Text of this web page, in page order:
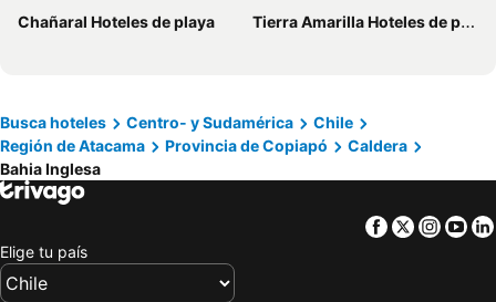
Chañaral Hoteles de playa
Tierra Amarilla Hoteles de playa
Busca hoteles Centro- y Sudamérica
Chile
Región de Atacama
Provincia de Copiapó
Caldera
Bahia Inglesa
Facebook
Twitter
Elige tu país